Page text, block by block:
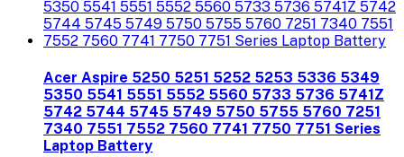
Acer Aspire 5250 5251 5252 5253 5336 5349
5350 5541 5551 5552 5560 5733 5736 5741Z
5742 5744 5745 5749 5750 5755 5760 7251
7340 7551 7552 7560 7741 7750 7751 Series
Laptop Battery